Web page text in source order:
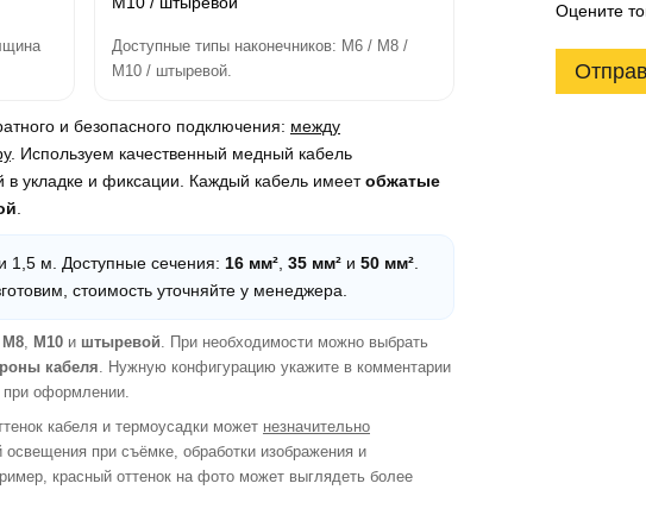
Доступные типы наконечников: M6 / M8 /
M10 / штыревой.
и безопасного подключения: между
. Используем качественный медный кабель
в укладке и фиксации. Каждый кабель имеетобжатые
.
1,5 м. Доступные сечения: 16 мм² 35 мм² и 50 мм²
стоимость уточняйте у менеджера.
M8, M10 и штыревой. При необходимости можно выбрать
кабеля. Нужную конфигурацию укажите в комментарии
при оформлении.
кабеля и термоусадки может незначительно
освещения при съёмке, обработки изображения и
красный оттенок на фото может выглядеть более
Оцените